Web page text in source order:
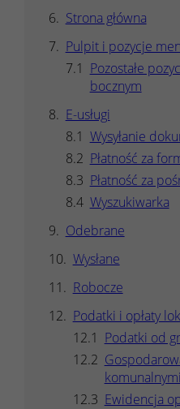
Strona główna
Pulpit i pozycje
Pozostałe
bocznym
E-usługi
Wysyłanie
Płatność za
Płatność za
Wyszukiwarka
Odebrane
Wysłane
Robocze
Podatki i opłaty
Podatki od
komunalnymi
Ewidencja